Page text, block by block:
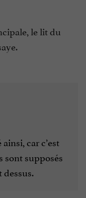
le lit du
car c’est
sont supposés
dessus.